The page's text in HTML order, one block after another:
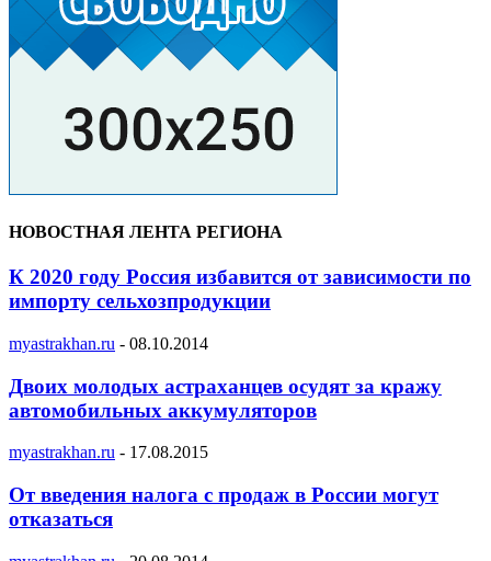
НОВОСТНАЯ ЛЕНТА РЕГИОНА
К 2020 году Россия избавится от зависимости по
импорту сельхозпродукции
myastrakhan.ru - 08.10.2014
Двоих молодых астраханцев осудят за кражу
автомобильных аккумуляторов
myastrakhan.ru - 17.08.2015
От введения налога с продаж в России могут
отказаться